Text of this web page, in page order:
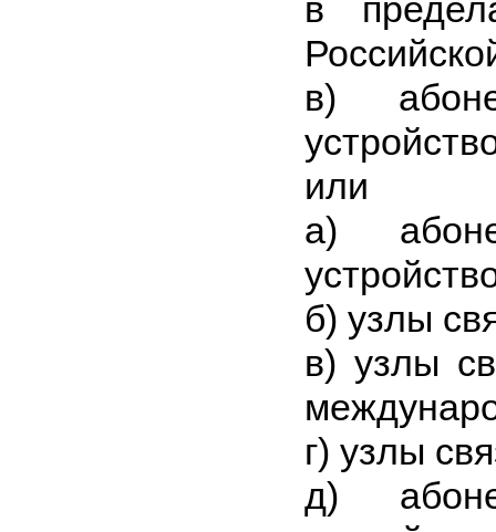
в
в)
или
а)
б) узлы
в) узлы
г) узлы
д)